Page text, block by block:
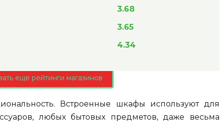
3.68
3.65
4.34
еще рейтинги магазинов
Встроенные шкафы используют для
любых бытовых предметов, даже весьма